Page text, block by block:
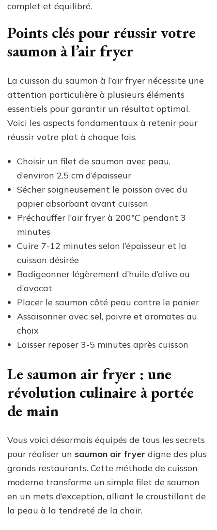
complet et équilibré.
Points clés pour réussir votre
saumon à l’air fryer
La cuisson du saumon à l’air fryer nécessite une
attention particulière à plusieurs éléments
essentiels pour garantir un résultat optimal.
Voici les aspects fondamentaux à retenir pour
réussir votre plat à chaque fois.
Choisir un filet de saumon avec peau,
d’environ 2,5 cm d’épaisseur
Sécher soigneusement le poisson avec du
papier absorbant avant cuisson
Préchauffer l’air fryer à 200°C pendant 3
minutes
Cuire 7-12 minutes selon l’épaisseur et la
cuisson désirée
Badigeonner légèrement d’huile d’olive ou
d’avocat
Placer le saumon côté peau contre le panier
Assaisonner avec sel, poivre et aromates au
choix
Laisser reposer 3-5 minutes après cuisson
Le saumon air fryer : une
révolution culinaire à portée
de main
Vous voici désormais équipés de tous les secrets
pour réaliser un saumon air fryer digne des plus
grands restaurants. Cette méthode de cuisson
moderne transforme un simple filet de saumon
en un mets d’exception, alliant le croustillant de
la peau à la tendreté de la chair.